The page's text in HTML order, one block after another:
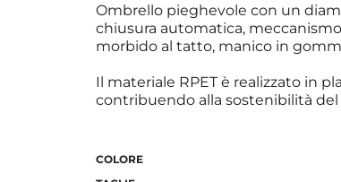
Ombrello pieghevole con un
chiusura automatica,
morbido al tatto, manico in
Il materiale RPET è realizzato in
contribuendo alla sostenibilità del
COLORE